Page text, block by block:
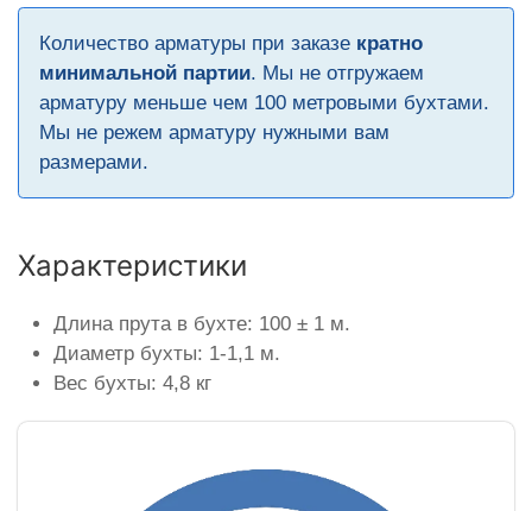
Количество арматуры при заказе кратно
минимальной партии. Мы не отгружаем
арматуру меньше чем 100 метровыми бухтами.
Мы не режем арматуру нужными вам
размерами.
Характеристики
Длина прута в бухте: 100 ± 1 м.
Диаметр бухты: 1-1,1 м.
Вес бухты: 4,8 кг